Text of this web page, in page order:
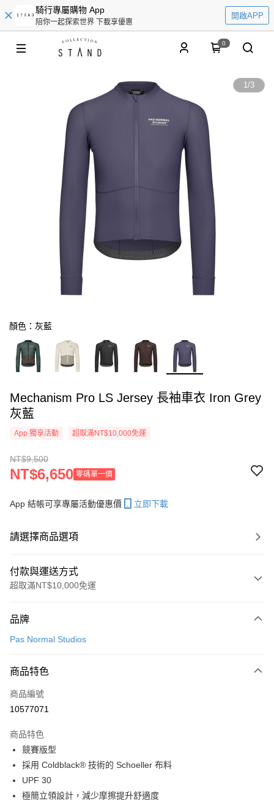
騎行專屬購物 App
陪你一起探索世界 下載享優惠
開啟APP
0
1/3
顏色：灰藍
Mechanism Pro LS Jersey 長袖車衣 Iron Grey
灰藍
App 獨享活動 超取滿NT$10,000免運
NT$9,500
NT$6,650 零碼單一價
App 結帳可享專屬活動優惠價 立即下載
請選擇商品選項
付款與運送方式
超取滿NT$10,000免運
信用卡一次付款
LINE Pay
Apple Pay
運送方式
全家店到店
每筆NT$80，滿NT$10,000(含以上)免運費
品牌
Pas Normal Studios
商品特色
商品編號
10577071
商品特色
競賽版型
採用 Coldblack® 技術的 Schoeller 布料
UPF 30
極簡立領設計，減少摩擦提升舒適度